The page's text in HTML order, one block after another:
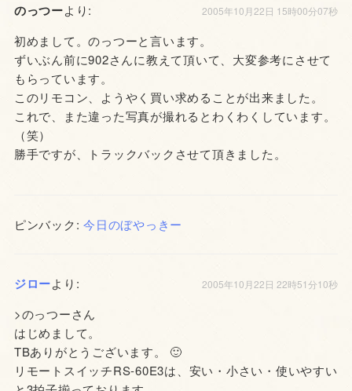
のっつーより: 2005年10月22日 15時00分07秒
初めまして。のっつーと言います。
ずいぶん前に902さんに教えて頂いて、大変参考にさせて
もらっています。
このリモコン、ようやく買い求めることが出来ました。
これで、また違った写真が撮れるとわくわくしています。
（笑）
勝手ですが、トラックバックさせて頂きました。
ピンバック:今日のぼやっきー
ジローより: 2005年10月22日 22時51分10秒
>のっつーさん
はじめまして。
TBありがとうございます。 🙂
リモートスイッチRS-60E3は、安い・小さい・使いやすい